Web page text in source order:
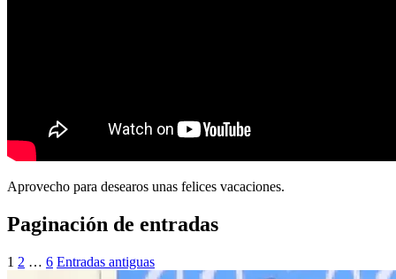
Aprovecho para desearos unas felices vacaciones.
Paginación de entradas
1 2 … 6 Entradas antiguas